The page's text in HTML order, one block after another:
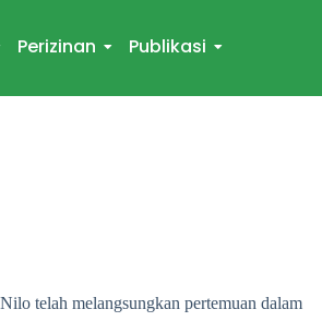
Perizinan Publikasi
telah melangsungkan pertemuan dalam